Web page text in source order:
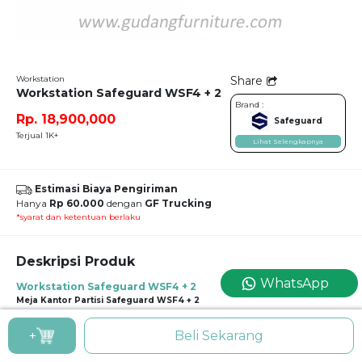
Workstation
Workstation Safeguard WSF4 + 2
Rp. 18,900,000
Terjual 1K+
Share
Brand :
Safeguard
Lihat Selengkapnya
Estimasi Biaya Pengiriman
Hanya Rp 60.000 dengan GF Trucking
*syarat dan ketentuan berlaku
Deskripsi Produk
Workstation Safeguard WSF4 + 2
Meja Kantor Partisi Safeguard WSF4 + 2
Partisi kaca yang membatasi setiap meja kerja menjadi karakter khas dari
workstation ini, sehingga konsentrasi tetap terjaga, namun pandangan yang
tetap terasa lapang dan nyaman pun bisa terasa.
+ Beli Sekarang
WhatsApp